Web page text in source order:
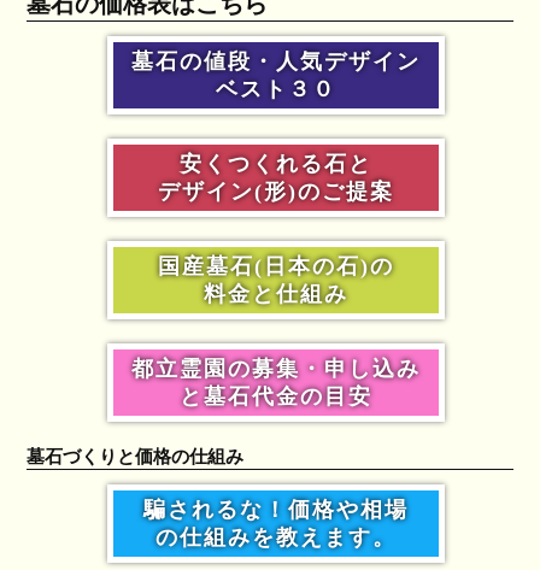
墓石の値段・人気デザイン
ベスト３０
安くつくれる石と
デザイン(形)のご提案
国産墓石(日本の石)の
料金と仕組み
都立霊園の募集・申し込み
と墓石代金の目安
墓石づくりと価格の仕組み
騙されるな！価格や相場
の仕組みを教えます。